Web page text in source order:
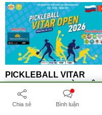
PICKLEBALL VITAR
OPEN 2026 – NGÀY HỘI
KẾT NỐI CỘNG ĐỒNG...
Chia sẻ Bình luận